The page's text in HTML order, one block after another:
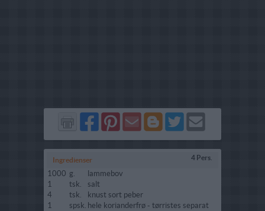
Del
på
Facebook
Del
på
Pinterest
Send
via
GMail
Del
på
Blogger
Del
på
Twitter
Send
Ingredienser 4 Pers.
1000 g.
lammebov
1
tsk.
salt
4
tsk.
knust sort peber
1
spsk. hele korianderfrø - tørristes separat